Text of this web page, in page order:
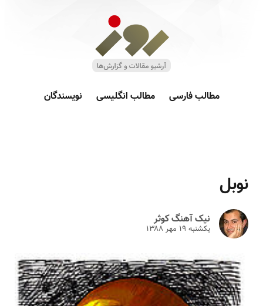
مطالب فارسی مطالب انگلیسی نویسندگان
نوبل
نیک آهنگ کوثر
یکشنبه ۱۹ مهر ۱۳۸۸